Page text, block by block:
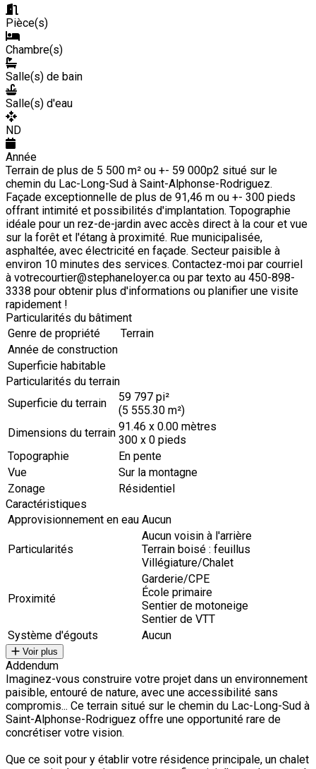
Pièce(s)
Chambre(s)
Salle(s) de bain
Salle(s) d'eau
ND
Année
Terrain de plus de 5 500 m² ou +- 59 000p2 situé sur le
chemin du Lac-Long-Sud à Saint-Alphonse-Rodriguez.
Façade exceptionnelle de plus de 91,46 m ou +- 300 pieds
offrant intimité et possibilités d'implantation. Topographie
idéale pour un rez-de-jardin avec accès direct à la cour et vue
sur la forêt et l'étang à proximité. Rue municipalisée,
asphaltée, avec électricité en façade. Secteur paisible à
environ 10 minutes des services. Contactez-moi par courriel
à votrecourtier@stephaneloyer.ca ou par texto au 450-898-
3338 pour obtenir plus d'informations ou planifier une visite
rapidement !
Particularités du bâtiment
Genre de propriété
Terrain
Année de construction
Superficie habitable
Particularités du terrain
Superficie du terrain
59 797 pi²
(5 555.30 m²)
Dimensions du terrain 91.46 x 0.00 mètres
300 x 0 pieds
Topographie
En pente
Vue
Sur la montagne
Zonage
Résidentiel
Caractéristiques
Approvisionnement en eau Aucun
Particularités
Aucun voisin à l'arrière
Terrain boisé : feuillus
Villégiature/Chalet
Proximité
Garderie/CPE
École primaire
Sentier de motoneige
Sentier de VTT
Système d'égouts
Aucun
Voir plus
Addendum
Imaginez-vous construire votre projet dans un environnement
paisible, entouré de nature, avec une accessibilité sans
compromis... Ce terrain situé sur le chemin du Lac-Long-Sud à
Saint-Alphonse-Rodriguez offre une opportunité rare de
concrétiser votre vision.
Que ce soit pour y établir votre résidence principale, un chalet